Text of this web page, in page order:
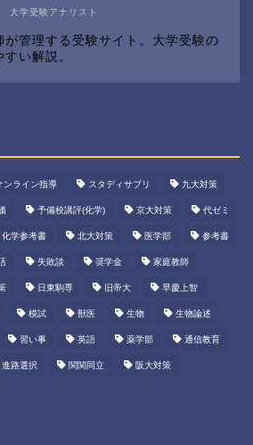
大学受験アナリスト
が管理する受験サイト。大学受験の
い解説。
ンライン指導 スタディサプリ 九大対策
予備校講評(化学) 京大対策 代ゼミ
化学参考書 北大対策 医学部 参考書
失敗談 奨学金 家庭教師
日東駒専 旧帝大 早慶上智
模試 獣医 生物 生物論述
習い事 英語 薬学部 通信教育
進路選択 関関同立 阪大対策